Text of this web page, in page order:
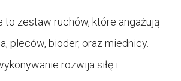
to zestaw ruchów, które angażują
pleców, bioder, oraz miednicy.
rozwija siłę i